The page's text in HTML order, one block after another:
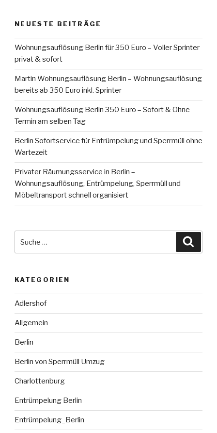
NEUESTE BEITRÄGE
Wohnungsauflösung Berlin für 350 Euro – Voller Sprinter
privat & sofort
Martin Wohnungsauflösung Berlin – Wohnungsauflösung
bereits ab 350 Euro inkl. Sprinter
Wohnungsauflösung Berlin 350 Euro – Sofort & Ohne
Termin am selben Tag
Berlin Sofortservice für Entrümpelung und Sperrmüll ohne
Wartezeit
Privater Räumungsservice in Berlin –
Wohnungsauflösung, Entrümpelung, Sperrmüll und
Möbeltransport schnell organisiert
KATEGORIEN
Adlershof
Allgemein
Berlin
Berlin von Sperrmüll Umzug
Charlottenburg
Entrümpelung Berlin
Entrümpelung_Berlin